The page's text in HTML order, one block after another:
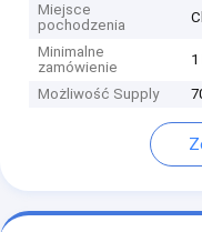
Miejsce
pochodzenia
Minimalne
zamówienie
1
Możliwość Supply